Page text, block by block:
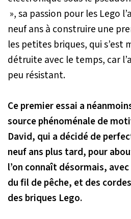
», sa passion pour les Lego
neuf ans à construire une
les petites briques, qui s’est
détruite avec le temps, car
peu résistant.
Ce premier essai a
source phénoménale de
David, qui a décidé de
neuf ans plus tard, pour
l’on connaît désormais,
du fil de pêche, et des
des briques Lego.